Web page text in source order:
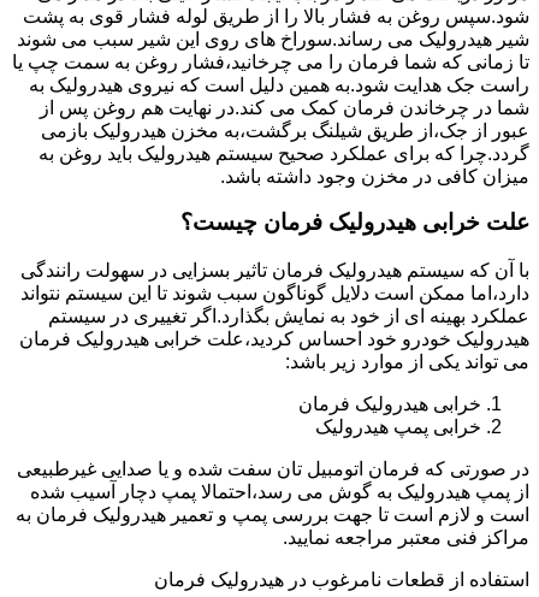
شود.سپس روغن به فشار بالا را از طریق لوله فشار قوی به پشت
شیر هیدرولیک می رساند.سوراخ های روی این شیر سبب می شوند
تا زمانی که شما فرمان را می چرخانید،فشار روغن به سمت چپ یا
راست جک هدایت شود.به همین دلیل است که نیروی هیدرولیک به
شما در چرخاندن فرمان کمک می کند.در نهایت هم روغن پس از
عبور از جک،از طریق شیلنگ برگشت،به مخزن هیدرولیک بازمی
گردد.چرا که برای عملکرد صحیح سیستم هیدرولیک باید روغن به
میزان کافی در مخزن وجود داشته باشد.
علت خرابی هیدرولیک فرمان چیست؟
با آن که سیستم هیدرولیک فرمان تاثیر بسزایی در سهولت رانندگی
دارد،اما ممکن است دلایل گوناگون سبب شوند تا این سیستم نتواند
عملکرد بهینه ای از خود به نمایش بگذارد.اگر تغییری در سیستم
هیدرولیک خودرو خود احساس کردید،علت خرابی هیدرولیک فرمان
می تواند یکی از موارد زیر باشد:
خرابی هیدرولیک فرمان
خرابی پمپ هیدرولیک
در صورتی که فرمان اتومبیل تان سفت شده و یا صدایی غیرطبیعی
از پمپ هیدرولیک به گوش می رسد،احتمالا پمپ دچار آسیب شده
است و لازم است تا جهت بررسی پمپ و تعمیر هیدرولیک فرمان به
مراکز فنی معتبر مراجعه نمایید.
استفاده از قطعات نامرغوب در هیدرولیک فرمان